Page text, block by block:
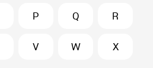
P Q R
V W X